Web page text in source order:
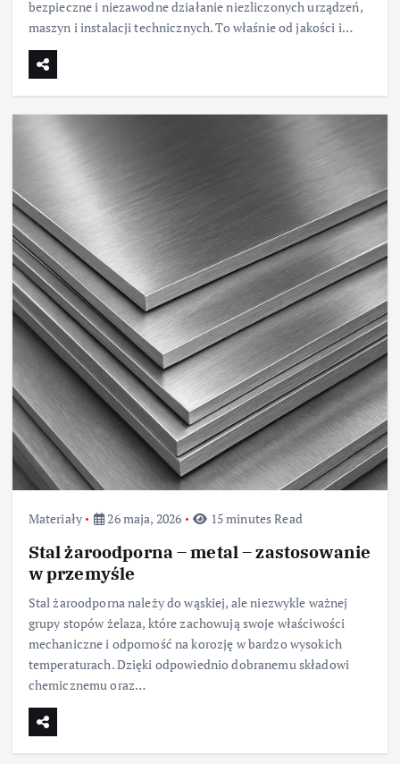
bezpieczne i niezawodne działanie niezliczonych urządzeń,
maszyn i instalacji technicznych. To właśnie od jakości i…
Materiały 26 maja, 2026 15 minutes Read
Stal żaroodporna – metal – zastosowanie
w przemyśle
Stal żaroodporna należy do wąskiej, ale niezwykle ważnej
grupy stopów żelaza, które zachowują swoje właściwości
mechaniczne i odporność na korozję w bardzo wysokich
temperaturach. Dzięki odpowiednio dobranemu składowi
chemicznemu oraz…